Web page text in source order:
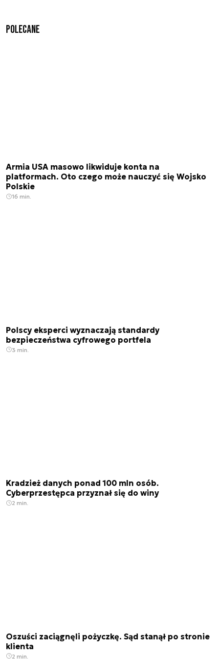
Polecane
Armia USA masowo likwiduje konta na
platformach. Oto czego może nauczyć się Wojsko
Polskie
16 min.
Polscy eksperci wyznaczają standardy
bezpieczeństwa cyfrowego portfela
3 min.
Kradzież danych ponad 100 mln osób.
Cyberprzestępca przyznał się do winy
2 min.
Oszuści zaciągnęli pożyczkę. Sąd stanął po stronie
klienta
2 min.